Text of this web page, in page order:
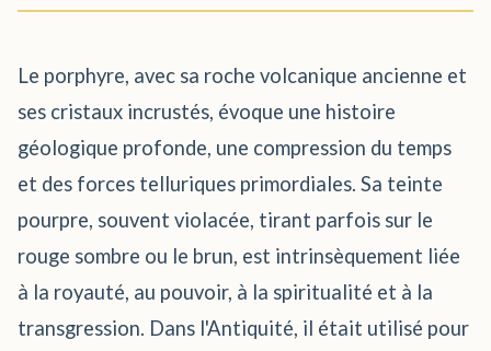
Le porphyre, avec sa roche volcanique ancienne et
ses cristaux incrustés, évoque une histoire
géologique profonde, une compression du temps
et des forces telluriques primordiales. Sa teinte
pourpre, souvent violacée, tirant parfois sur le
rouge sombre ou le brun, est intrinsèquement liée
à la royauté, au pouvoir, à la spiritualité et à la
transgression. Dans l'Antiquité, il était utilisé pour